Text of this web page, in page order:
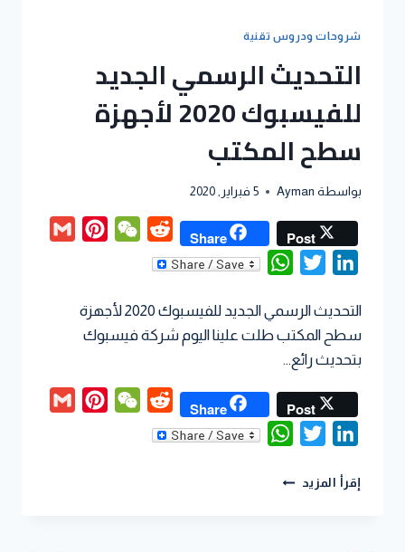
شروحات ودروس تقنية
التحديث الرسمي الجديد
للفيسبوك 2020 لأجهزة
سطح المكتب
بواسطة Ayman 5 فبراير, 2020
Post
Share
Reddit
WeChat
Pinterest
LinkedIn
Twitter
WhatsApp
التحديث الرسمي الجديد للفيسبوك 2020 لأجهزة
سطح المكتب طلت علينا اليوم شركة فيسبوك
بتحديث رائع…
Post
Share
Reddit
WeChat
Pinterest
LinkedIn
Twitter
WhatsApp
إقرأ المزيد